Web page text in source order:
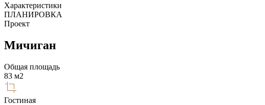
Характеристики
ПЛАНИРОВКА
Проект
Мичиган
Общая площадь
83 м2
Гостиная